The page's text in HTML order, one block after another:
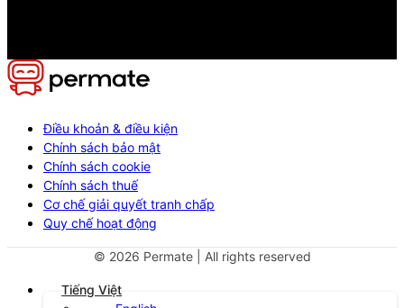
Điều khoản & điều kiện
Chính sách bảo mật
Chính sách cookie
Chính sách thuế
Cơ chế giải quyết tranh chấp
Quy chế hoạt động
© 2026 Permate | All rights reserved
Tiếng Việt